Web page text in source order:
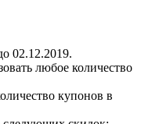
02.12.2019.
любое количество
купонов в